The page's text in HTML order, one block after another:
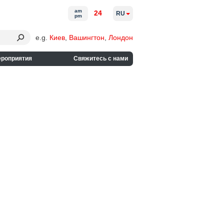
e.g. Киев Вашингтон Лондон
Свяжитесь с нами
am
pm
24 RU